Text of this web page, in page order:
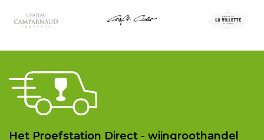
Het Proefstation Direct - wijngroothandel